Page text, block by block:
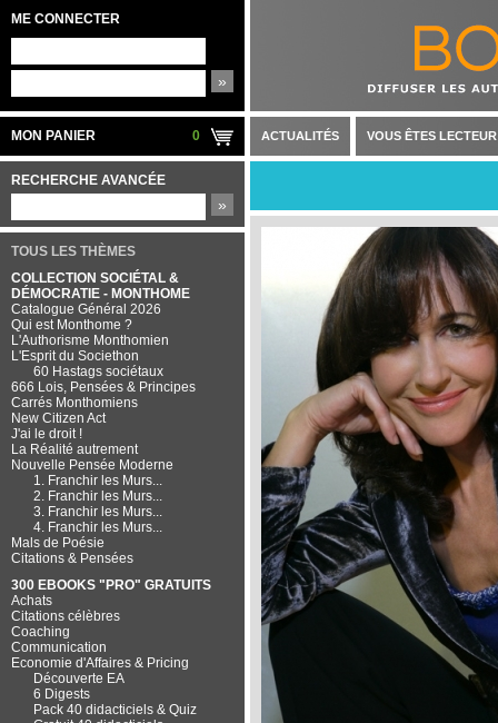
ME CONNECTER
»
MON PANIER 0
RECHERCHE AVANCÉE
»
TOUS LES THÈMES
COLLECTION SOCIÉTAL &
DÉMOCRATIE - MONTHOME
Catalogue Général 2026
Qui est Monthome ?
L'Authorisme Monthomien
L'Esprit du Societhon
60 Hastags sociétaux
666 Lois, Pensées & Principes
Carrés Monthomiens
New Citizen Act
J'ai le droit !
La Réalité autrement
Nouvelle Pensée Moderne
1. Franchir les Murs...
2. Franchir les Murs...
3. Franchir les Murs...
4. Franchir les Murs...
Mals de Poésie
Citations & Pensées
300 EBOOKS "PRO" GRATUITS
Achats
Citations célèbres
Coaching
Communication
Economie d'Affaires & Pricing
Découverte EA
6 Digests
Pack 40 didacticiels & Quiz
ACTUALITÉS VOUS ÊTES LECTEUR